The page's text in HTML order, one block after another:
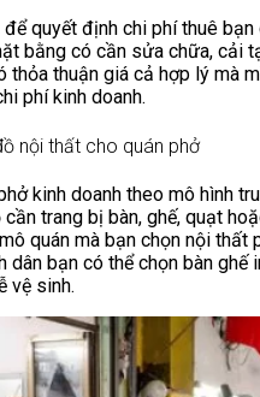
để quyết định chi phí thuê
bằng có cần sửa chữa, cải
thỏa thuận giá cả hợp lý mà
phí kinh doanh.
nội thất cho quán phở
kinh doanh theo mô hình
trang bị bàn, ghế, quạt
quán mà bạn chọn nội thất
dân bạn có thể chọn bàn ghế
vệ sinh.